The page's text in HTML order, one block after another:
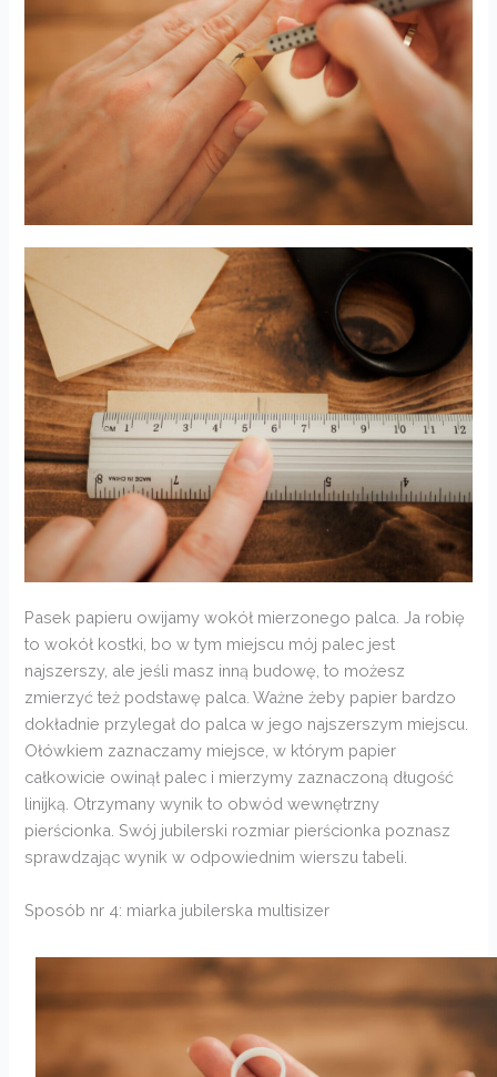
Pasek papieru owijamy wokół mierzonego palca. Ja robię
to wokół kostki, bo w tym miejscu mój palec jest
najszerszy, ale jeśli masz inną budowę, to możesz
zmierzyć też podstawę palca. Ważne żeby papier bardzo
dokładnie przylegał do palca w jego najszerszym miejscu.
Ołówkiem zaznaczamy miejsce, w którym papier
całkowicie owinął palec i mierzymy zaznaczoną długość
linijką. Otrzymany wynik to obwód wewnętrzny
pierścionka. Swój jubilerski rozmiar pierścionka poznasz
sprawdzając wynik w odpowiednim wierszu tabeli.
Sposób nr 4: miarka jubilerska multisizer